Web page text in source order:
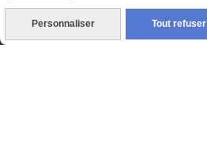
Personnaliser Tout refuser